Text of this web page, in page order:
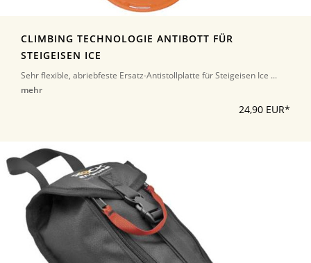
CLIMBING TECHNOLOGIE ANTIBOTT FÜR
STEIGEISEN ICE
Sehr flexible, abriebfeste Ersatz-Antistollplatte für Steigeisen Ice ...
mehr
24,90 EUR*